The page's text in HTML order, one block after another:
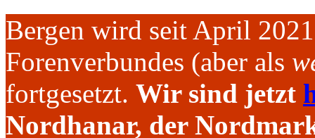
Bergen wird seit April
Forenverbundes (aber als
fortgesetzt. Wir sind jetzt
Nordhanar, der